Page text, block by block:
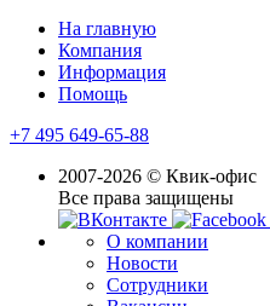
На главную
Компания
Информация
Помощь
+7 495 649-65-88
2007-2026 © Квик-офис
Все права защищены
О компании
Новости
Сотрудники